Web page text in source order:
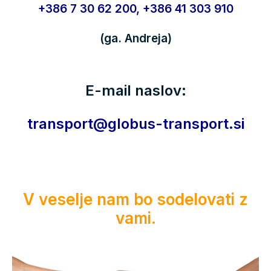
+386 7 30 62 200, +386 41 303 910
(ga. Andreja)
E-mail naslov:
transport@globus-transport.si
V veselje nam bo sodelovati z
vami.